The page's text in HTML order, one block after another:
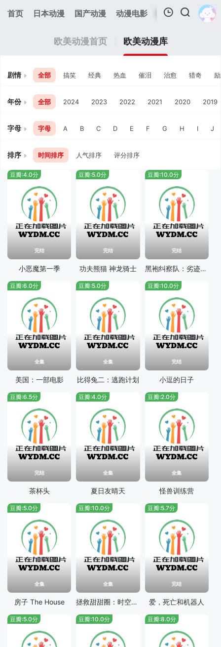
首页 日本动漫 国产动漫 动漫电影 欧美动漫 追剧
我的观影记录
欧美动漫首页 欧美动漫库
剧情 全部 搞笑 经典 热血 催泪 治愈 猎奇
年份 全部 2024 2023 2022 2021 2020 2019
字母 字母 A B C D E F G H I J
排序 时间排序 人气排序 评分排序
完结
豆瓣:4.0分
小恶魔第一季
完结
豆瓣:5.0分
功夫熊猫 神龙骑士
完结
豆瓣:10.0分
黑袍纠察队：劣迹第一季
全集
豆瓣:6.0分
美国：一部电影
全集
豆瓣:5.0分
比得兔二：逃跑计划
完结
豆瓣:10.0分
小逗的日子
完结
豆瓣:6.5分
茶杯头
全集
豆瓣:4.0分
夏日友晴天
全集
豆瓣:2.0分
怪兽训练营
全集
豆瓣:5.0分
房子 The House
全集
豆瓣:10.0分
拯救甜甜圈：时空大营救
完结
豆瓣:5.7分
爱，死亡和机器人
豆瓣:5.0分 豆瓣:10.0分 豆瓣:8.0分